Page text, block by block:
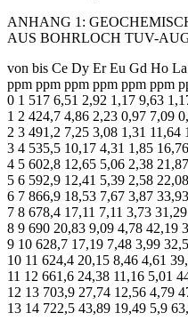
ANHANG 1:
AUS BOHRLOCH TUV-
von bis Ce Dy Er Eu Gd Ho
ppm ppm ppm ppm ppm ppm
0 1 517 6,51 2,92 1,17 9,63
1 2 424,7 4,86 2,23 0,97 7,09
2 3 491,2 7,25 3,08 1,31 11,64
3 4 535,5 10,17 4,31 1,85
4 5 602,8 12,65 5,06 2,38
5 6 592,9 12,41 5,39 2,58
6 7 866,9 18,53 7,67 3,87
7 8 678,4 17,11 7,11 3,73
8 9 690 20,83 9,09 4,78 42,19
9 10 628,7 17,19 7,48 3,99
10 11 624,4 20,15 8,46 4,61
11 12 661,6 24,38 11,16 5,01
12 13 703,9 27,74 12,56 4,79
13 14 722,5 43,89 19,49 5,9